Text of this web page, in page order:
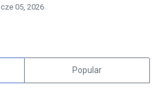
cze 05, 2026
Popular